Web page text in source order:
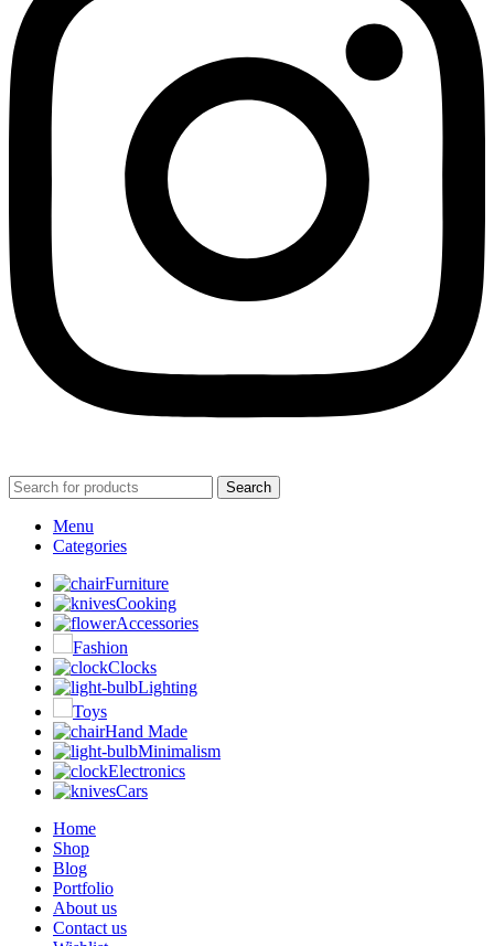
Search
Menu
Categories
Furniture
Cooking
Accessories
Fashion
Clocks
Lighting
Toys
Hand Made
Minimalism
Electronics
Cars
Home
Shop
Blog
Portfolio
About us
Contact us